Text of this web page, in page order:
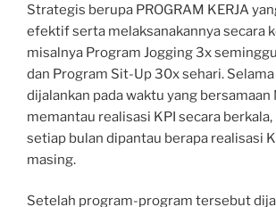
Strategis berupa PROGRAM KERJA
efektif serta melaksanakannya secara
misalnya Program Jogging 3x
dan Program Sit-Up 30x sehari.
dijalankan pada waktu yang
memantau realisasi KPI secara berkala,
setiap bulan dipantau berapa realisasi
masing.
Setelah program-program tersebut